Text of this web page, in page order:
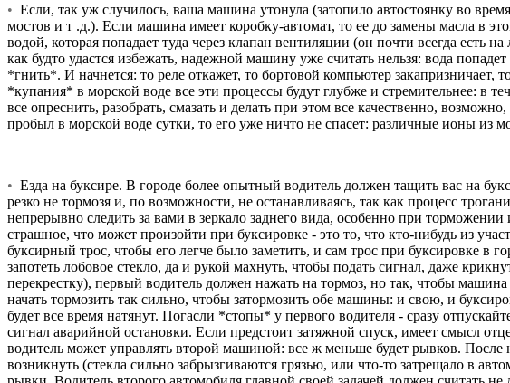
• Если, так уж случилось, ваша машина утонула (затопило автостоянку во
мостов и т .д.). Если машина имеет коробку-автомат, то ее до замены масла в
водой, которая попадает туда через клапан вентиляции (он почти всегда
как будто удастся избежать, надежной машину уже считать нельзя: вода
*гнить*. И начнется: то реле откажет, то бортовой компьютер
*купания* в морской воде все эти процессы будут глубже и стремительнее: в
все опреснить, разобрать, смазать и делать при этом все качественно,
пробыл в морской воде сутки, то его уже ничто не спасет: различные ионы из
• Езда на буксире. В городе более опытный водитель должен тащить вас на
резко не тормозя и, по возможности, не останавливаясь, так как процесс
непрерывно следить за вами в зеркало заднего вида, особенно при
страшное, что может произойти при буксировке - это то, что кто-нибудь из
буксирный трос, чтобы его легче было заметить, и сам трос при буксировке в
запотеть лобовое стекло, да и рукой махнуть, чтобы подать сигнал, даже
перекрестку), первый водитель должен нажать на тормоз, но так, чтобы
начать тормозить так сильно, чтобы затормозить обе машины: и свою, и
будет все время натянут. Погасли *стопы* у первого водителя - сразу
сигнал аварийной остановки. Если предстоит затяжной спуск, имеет смысл
водитель может управлять второй машиной: все ж меньше будет рывков. После
возникнуть (стекла сильно забрызгиваются грязью, или что-то затрещало в